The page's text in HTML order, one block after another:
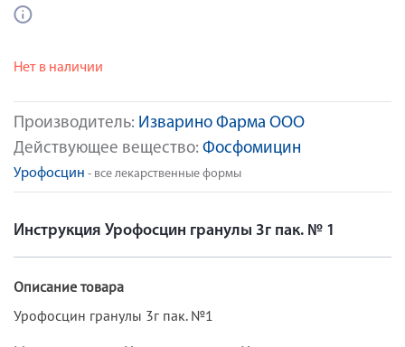
Производитель: Изварино Фарма ООО
Действующее вещество: Фосфомицин
Урофосцин - все лекарственные формы
Нет в наличии
Инструкция Урофосцин гранулы 3г пак. № 1
Описание товара
Урофосцин гранулы 3г пак. №1